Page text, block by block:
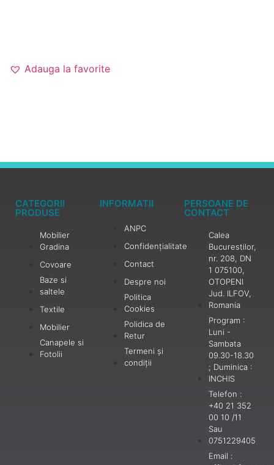
CATEGORII
PRODUSE
Mobilier
Gradina
Covoare
Baze si
saltele
Textile
Mobilier
Canapele si
Fotolii
INFORMATII
ANPC
Confidențialitate
Contact
Despre noi
Politica
Cookies
Polidica de
Retur
Termeni și
condiții
PERSOANE DE
CONTACT
Calea
Bucurestilor,
nr. 208, DN
1 075100,
OTOPENI
Jud. ILFOV,
Romania
Program :
Luni -
Sambata
09.30-18.30
; Duminica :
INCHIS
Telefon :
+40 21 352
00 10 /11
Sau
0751229405
Email :